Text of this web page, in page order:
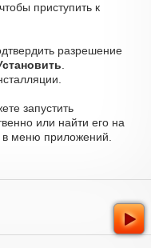
приступить к
разрешение
запустить
или найти его на
меню приложений.